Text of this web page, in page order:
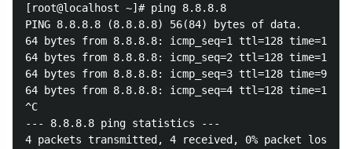
[root@localhost ~]# ping 8.8.8.8
PING 8.8.8.8 (8.8.8.8) 56(84) bytes of data.
64 bytes from 8.8.8.8: icmp_seq=1 ttl=128 time=14.2
64 bytes from 8.8.8.8: icmp_seq=2 ttl=128 time=15.5
64 bytes from 8.8.8.8: icmp_seq=3 ttl=128 time=9.19
64 bytes from 8.8.8.8: icmp_seq=4 ttl=128 time=17.2
^C
--- 8.8.8.8 ping statistics ---
4 packets transmitted, 4 received, 0% packet loss,